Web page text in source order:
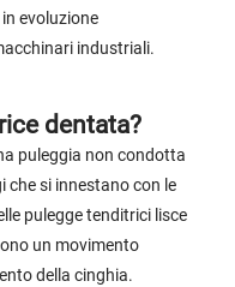
evoluzione
industriali.
dentata?
puleggia non condotta
si innestano con le
pulegge tenditrici lisce
un movimento
della cinghia.